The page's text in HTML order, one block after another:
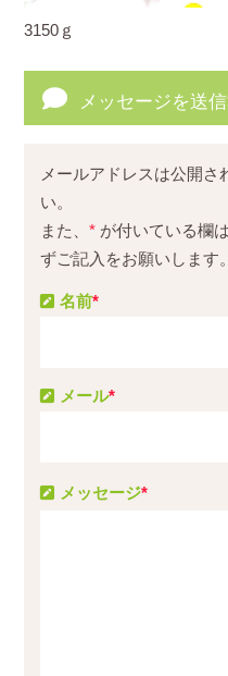
3150ｇ
メッセージを送
メールアドレスは公開さ
い。
また、* が付いている欄
ずご記入をお願いします。
メッセージ*
名前*
メール*